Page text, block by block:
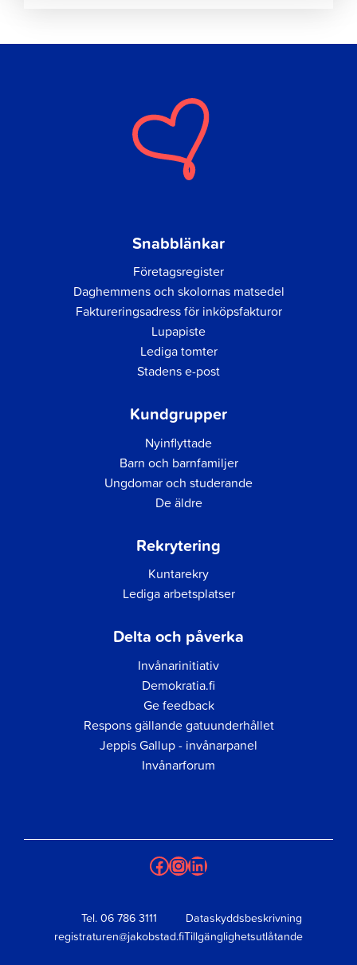
Snabblänkar
Företagsregister
Daghemmens och skolornas matsedel
Faktureringsadress för inköpsfakturor
Lupapiste
Lediga tomter
Stadens e-post
Kundgrupper
Nyinflyttade
Barn och barnfamiljer
Ungdomar och studerande
De äldre
Rekrytering
Kuntarekry
Lediga arbetsplatser
Delta och påverka
Invånarinitiativ
Demokratia.fi
Ge feedback
Respons gällande gatuunderhållet
Jeppis Gallup - invånarpanel
Invånarforum
Facebook
Instagram
LinkedIn
Tel. 06 786 3111
registraturen@jakobstad.fi
Dataskyddsbeskrivning
Tillgänglighetsutlåtande